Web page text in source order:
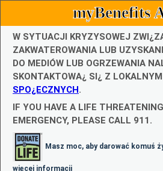
myBenefits
W SYTUACJI KRYZYSOWEJ
ZAKWATEROWANIA LUB
DO MEDIÓW LUB OGRZEWANIA
SKONTAKTOWA¿ SI¿ Z LOKALNYM
SPO¿ECZNYCH.
IF YOU HAVE A LIFE
EMERGENCY, PLEASE CALL 911.
Masz moc, aby darować komuś
więcej informacji